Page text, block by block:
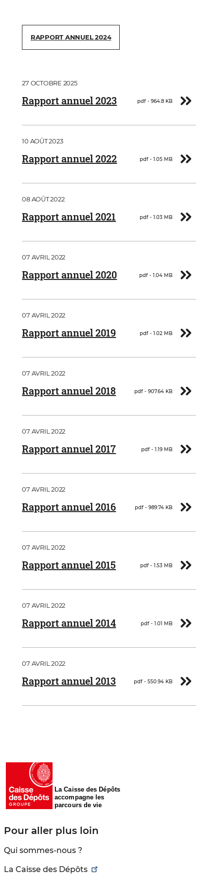
RAPPORT ANNUEL 2024
Document
Télécharger
Rapport annuel 2023 pdf - 964.8 KB
27 OCTOBRE 2025
Document
Télécharger
Rapport annuel 2022 pdf - 1.05 MB
10 AOÛT 2023
Document
Télécharger
Rapport annuel 2021 pdf - 1.03 MB
08 AOÛT 2022
Document
Télécharger
Rapport annuel 2020 pdf - 1.04 MB
07 AVRIL 2022
Document
Télécharger
Rapport annuel 2019 pdf - 1.02 MB
07 AVRIL 2022
Document
Télécharger
Rapport annuel 2018 pdf - 907.64 KB
07 AVRIL 2022
Document
Télécharger
Rapport annuel 2017 pdf - 1.19 MB
07 AVRIL 2022
Document
Télécharger
Rapport annuel 2016 pdf - 989.74 KB
07 AVRIL 2022
Document
Télécharger
Rapport annuel 2015 pdf - 1.53 MB
07 AVRIL 2022
Document
Télécharger
Rapport annuel 2014 pdf - 1.01 MB
07 AVRIL 2022
Document
Télécharger
Rapport annuel 2013 pdf - 550.94 KB
07 AVRIL 2022
La Caisse des Dépôts
accompagne les
parcours de vie
Pour aller plus loin
Qui sommes-nous ?
La Caisse des Dépôts